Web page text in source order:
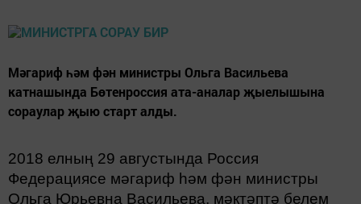
Мәгариф һәм фән министры Ольга Васильева
катнашында Бөтенроссия ата-аналар җыелышына
сораулар җыю старт алды.
2018 елның 29 августында Россия
Федерациясе мәгариф һәм фән министры
Ольга Юрьевна Васильева, мәктәптә белем